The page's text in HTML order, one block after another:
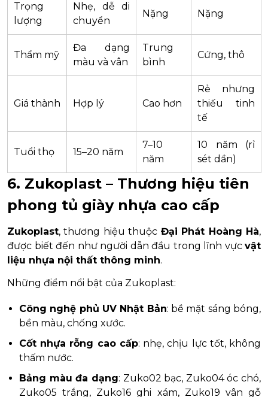
Trọng
lượng
Nhẹ, dễ di
chuyển
Nặng Nặng
Thẩm mỹ
Đa dạng
màu và vân
Trung
bình
Cứng, thô
Giá thành Hợp lý Cao hơn
Rẻ nhưng
thiếu tinh
tế
Tuổi thọ 15–20 năm
7–10
năm
10 năm (rỉ
sét dần)
6. Zukoplast – Thương hiệu tiên
phong tủ giày nhựa cao cấp
Zukoplast, thương hiệu thuộc Đại Phát Hoàng Hà,
được biết đến như người dẫn đầu trong lĩnh vực vật
liệu nhựa nội thất thông minh.
Những điểm nổi bật của Zukoplast:
Công nghệ phủ UV Nhật Bản: bề mặt sáng bóng,
bền màu, chống xước.
Cốt nhựa rỗng cao cấp: nhẹ, chịu lực tốt, không
thấm nước.
Bảng màu đa dạng: Zuko02 bạc, Zuko04 óc chó,
Zuko05 trắng, Zuko16 ghi xám, Zuko19 vân gỗ